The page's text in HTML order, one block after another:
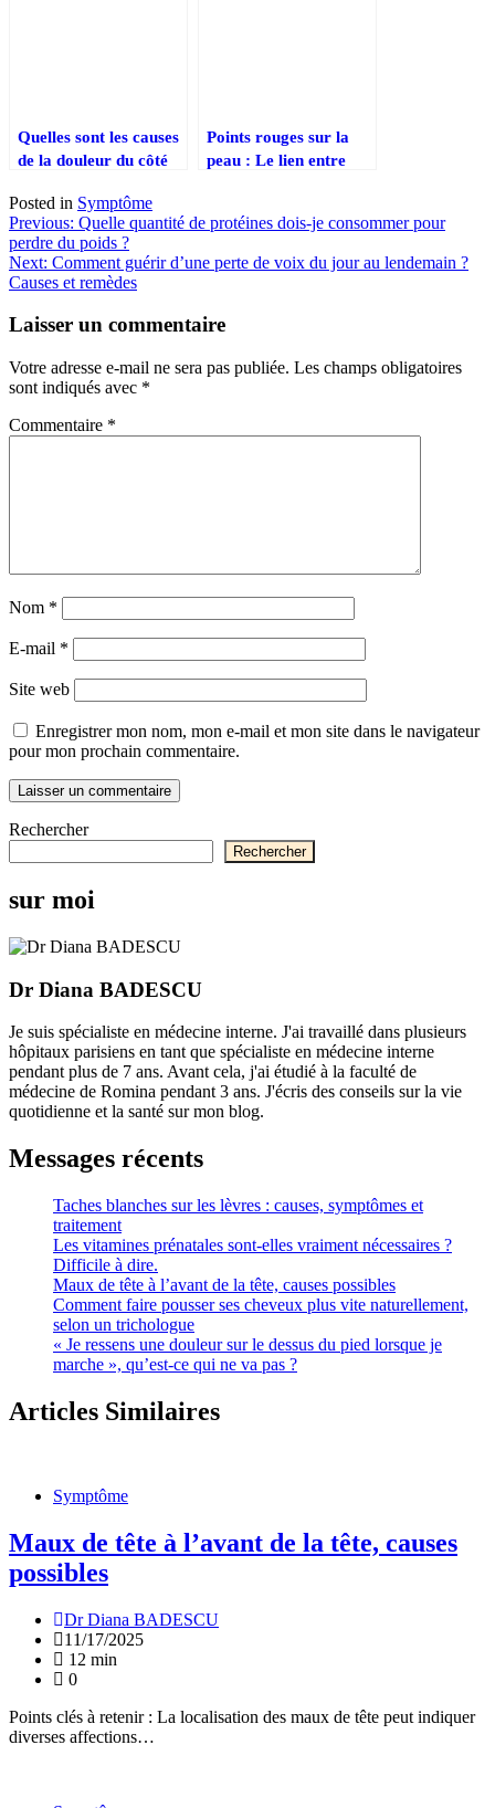
Quelles sont les causes
de la douleur du côté
Points rouges sur la
peau : Le lien entre
Posted in Symptôme
Navigation
de
l’article
Previous: Quelle quantité de protéines dois-je consommer pour
perdre du poids ?
Next: Comment guérir d’une perte de voix du jour au lendemain ?
Causes et remèdes
Laisser un commentaire
Votre adresse e-mail ne sera pas publiée. Les champs obligatoires
sont indiqués avec *
Commentaire *
Nom *
E-mail *
Site web
Enregistrer mon nom, mon e-mail et mon site dans le navigateur
pour mon prochain commentaire.
Rechercher
Rechercher
sur moi
Dr Diana BADESCU
Je suis spécialiste en médecine interne. J'ai travaillé dans plusieurs
hôpitaux parisiens en tant que spécialiste en médecine interne
pendant plus de 7 ans. Avant cela, j'ai étudié à la faculté de
médecine de Romina pendant 3 ans. J'écris des conseils sur la vie
quotidienne et la santé sur mon blog.
Messages récents
Taches blanches sur les lèvres : causes, symptômes et
traitement
Les vitamines prénatales sont-elles vraiment nécessaires ?
Difficile à dire.
Maux de tête à l’avant de la tête, causes possibles
Comment faire pousser ses cheveux plus vite naturellement,
selon un trichologue
« Je ressens une douleur sur le dessus du pied lorsque je
marche », qu’est-ce qui ne va pas ?
Articles Similaires
Symptôme
Maux de tête à l’avant de la tête, causes
possibles
Dr Diana BADESCU
11/17/2025
12 min
0
Points clés à retenir : La localisation des maux de tête peut indiquer
diverses affections…